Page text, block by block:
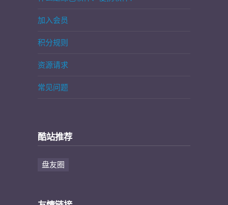
加入会员
积分规则
资源请求
常见问题
酷站推荐
盘友圈